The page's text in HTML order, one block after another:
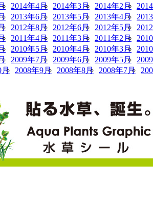
2014年4月 2014年3月 2014年2月
2013年6月 2013年5月 2013年4月
2012年8月 2012年6月 2012年5月
2011年4月 2011年3月 2011年2月
2010年5月 2010年4月 2010年3月
2009年7月 2009年6月 2009年5月
月
2008年9月 2008年8月 2008年7月